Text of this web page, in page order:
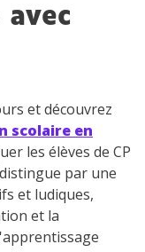
et découvrez
scolaire en
les élèves de CP
par une
et ludiques,
et la